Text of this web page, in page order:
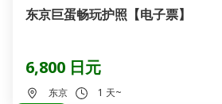
东京巨蛋畅玩护照【电子票】
6,800 日元
东京 1 天~